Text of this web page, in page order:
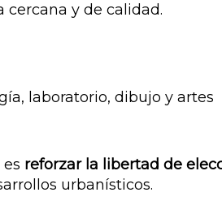
cercana y de calidad.
laboratorio, dibujo y artes
reforzar la libertad de
urbanísticos.